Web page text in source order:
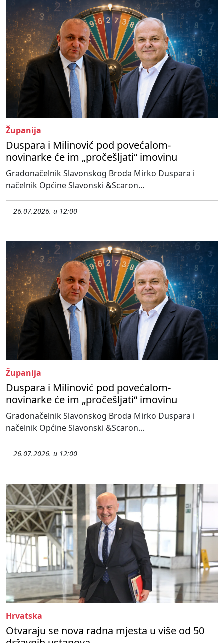
Županija
Duspara i Milinović pod povećalom-
novinarke će im „pročešljati“ imovinu
Gradonačelnik Slavonskog Broda Mirko Duspara i
načelnik Općine Slavonski &Scaron...
26.07.2026. u 12:00
Županija
Duspara i Milinović pod povećalom-
novinarke će im „pročešljati“ imovinu
Gradonačelnik Slavonskog Broda Mirko Duspara i
načelnik Općine Slavonski &Scaron...
26.07.2026. u 12:00
Hrvatska
Otvaraju se nova radna mjesta u više od 50